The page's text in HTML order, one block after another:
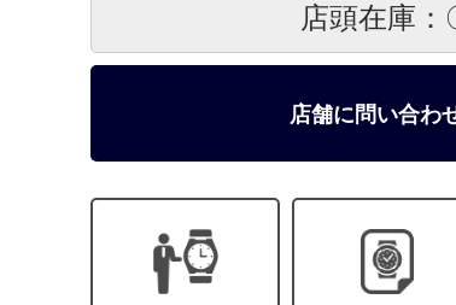
店頭在庫：
店舗に問い合わ